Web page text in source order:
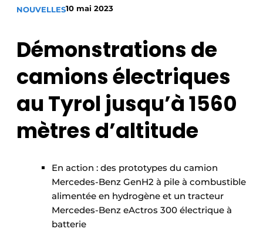
Construction bois
Contrôle d’accès
Éclairage
Fondations
Géotextiles
Infrastructures souterraines et égouttage
NOUVELLES10 mai 2023
Démonstrations de
camions électriques
au Tyrol jusqu’à 1560
mètres d’altitude
En action : des prototypes du camion
Mercedes-Benz GenH2 à pile à combustible
alimentée en hydrogène et un tracteur
Mercedes-Benz eActros 300 électrique à
batterie